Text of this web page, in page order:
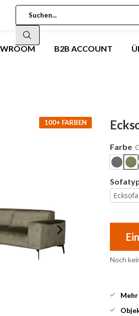
B2B ACCOUNT
100+ FARBEN
Farbe
Ecksofa
Noch